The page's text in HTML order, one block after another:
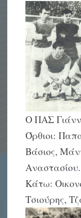
Ο ΠΑΣ
Όρθιοι:
Βάσιος,
Αναστασίου.
Κάτω:
Τσιούρης,